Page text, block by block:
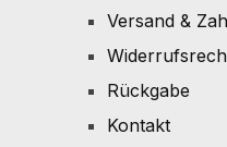
Versand &
Rückgabe
Kontakt